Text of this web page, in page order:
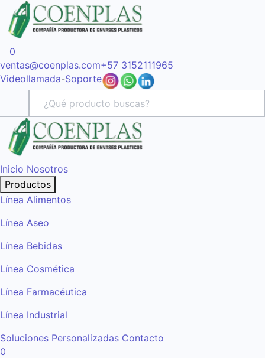
0
ventas@coenplas.com+57 3152111965
Videollamada-Soporte
Inicio Nosotros
Productos
Línea Alimentos
Línea Aseo
Línea Bebidas
Línea Cosmética
Línea Farmacéutica
Línea Industrial
Soluciones Personalizadas Contacto
0